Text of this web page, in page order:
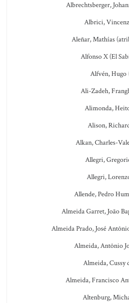
Albrechtsberger,
Albrici,
Aleñar, Mathías
Alfonso X (El
Alfvén, Hugo
Ali-Zadeh,
Alimonda,
Alison,
Alkan, Charles-
Allegri,
Allegri,
Allende, Pedro
Almeida Garret, João
Almeida Prado, José
Almeida, Antônio
Almeida, Cussy
Almeida, Francisco
Altenburg,